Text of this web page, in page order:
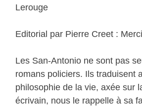
Lerouge
Editorial par Pierre Creet :
Les San-Antonio ne sont pas
romans policiers. Ils traduisent
philosophie de la vie, axée sur
écrivain, nous le rappelle à sa